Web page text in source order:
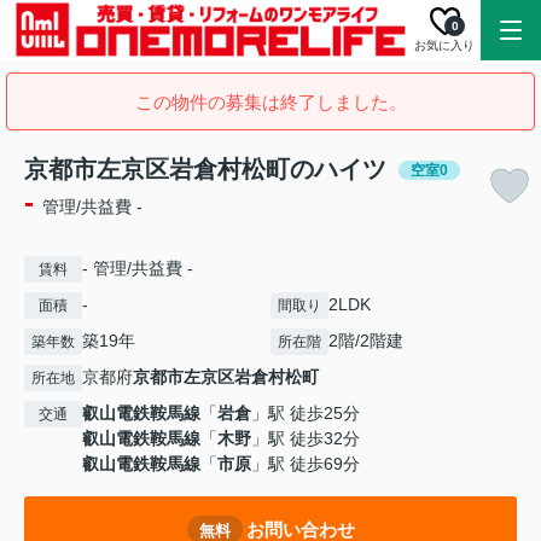
お気に入り
0
この物件の募集は終了しました。
京都市左京区岩倉村松町のハイツ 空室0
- 管理/共益費 -
賃料 - 管理/共益費 -
面積 - 間取り 2LDK
築年数 築19年 所在階 2階/2階建
所在地 京都府京都市左京区岩倉村松町
交通 叡山電鉄鞍馬線 「岩倉 」駅 徒歩25分
叡山電鉄鞍馬線 「木野 」駅 徒歩32分
叡山電鉄鞍馬線 「市原 」駅 徒歩69分
無料 お問い合わせ